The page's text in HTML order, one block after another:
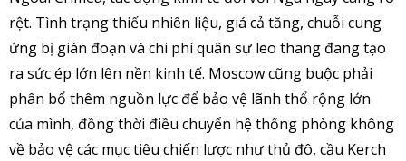
rệt. Tình trạng thiếu nhiên liệu, giá cả tăng, chuỗi cung
ứng bị gián đoạn và chi phí quân sự leo thang đang tạo
ra sức ép lớn lên nền kinh tế. Moscow cũng buộc phải
phân bổ thêm nguồn lực để bảo vệ lãnh thổ rộng lớn
của mình, đồng thời điều chuyển hệ thống phòng không
về bảo vệ các mục tiêu chiến lược như thủ đô, cầu Kerch